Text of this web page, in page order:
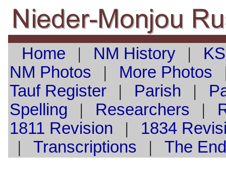
Home | NM History|
NM Photos | More Photos
TaufRegister| Parish |
Spelling | Researchers |
1811 Revision | 1834
| Transcriptions | The End